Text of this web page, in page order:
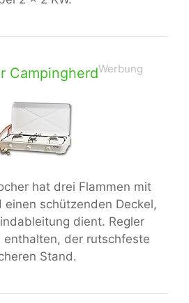
CampingherdWerbung
hat drei Flammen mit
einen schützenden Deckel,
dient. Regler
enthalten, der rutschfeste
Stand.